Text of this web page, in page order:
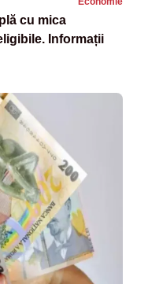
cu mica
Informații